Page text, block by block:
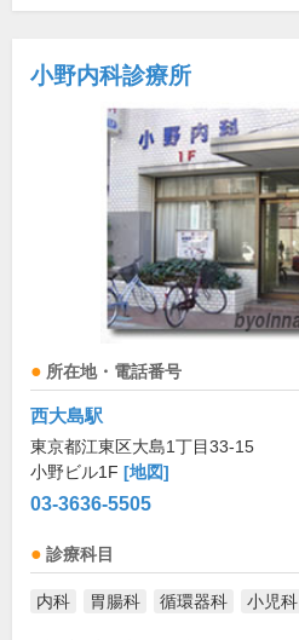
小野内科診療所
所在地・電話番号
西大島駅
東京都江東区大島1丁目33-15
小野ビル1F [地図]
03-3636-5505
診療科目
内科 胃腸科 循環器科 小児科